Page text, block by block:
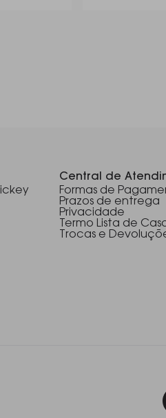
Central de
Formas de
Prazos de entrega
Privacidade
Termo Lista de
Trocas e